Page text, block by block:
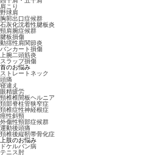
肩こり
野球肩
胸郭出口症候群
石灰化沈着性腱板炎
頸肩腕症候群
腱板損傷
動揺性肩関節炎
バンカート損傷
上腕二頭筋炎
スラップ損傷
首のお悩み
ストレートネック
頭痛
寝違え
眼精疲労
頸椎椎間板ヘルニア
頚部脊柱管狭窄症
頚椎症性神経根症
痙性斜頸
外傷性頸部症候群
運動後頭痛
頚椎後縦靭帯骨化症
上肢のお悩み
ドケルバン病
テニス肘